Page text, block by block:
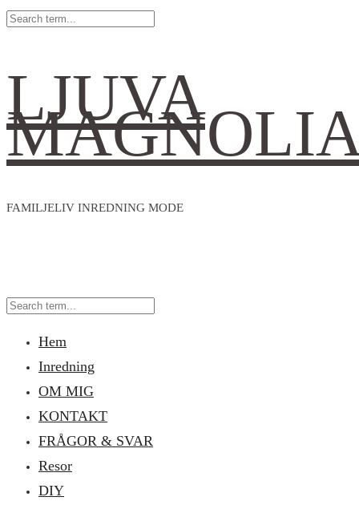
LJUVA
FAMILJELIV INREDNING MODE
Hem
Inredning
OM MIG
KONTAKT
FRÅGOR & SVAR
Resor
DIY